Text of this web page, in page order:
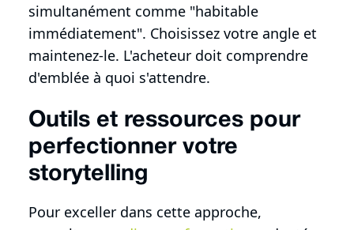
simultanément comme "habitable
immédiatement". Choisissez votre angle et
maintenez-le. L'acheteur doit comprendre
d'emblée à quoi s'attendre.
Outils et ressources pour
perfectionner votre
storytelling
Pour exceller dans cette approche,